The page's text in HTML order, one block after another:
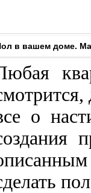
в вашем доме.
о